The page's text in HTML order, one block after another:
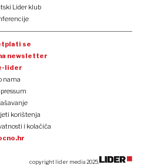
Lider klub
se
newsletter
lider
nama
korištenja
i kolačića
copyright lider media 2025.